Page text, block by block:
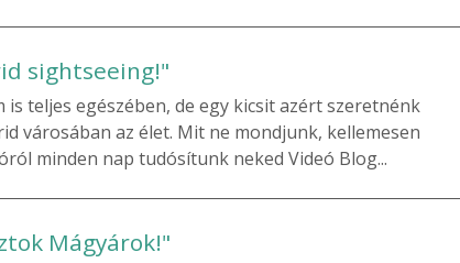
sightseeing!"
is teljes egészében, de egy kicsit azért szeretnénk
városában az élet. Mit ne mondjunk, kellemesen
minden nap tudósítunk neked Videó Blog...
Mágyárok!"